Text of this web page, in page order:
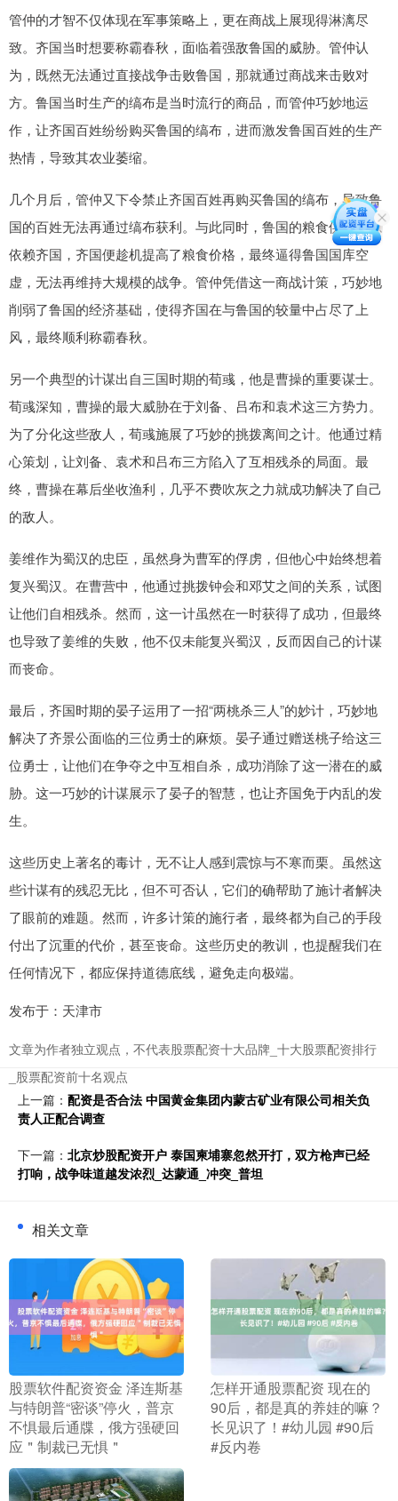
管仲的才智不仅体现在军事策略上，更在商战上展现得淋漓尽
致。齐国当时想要称霸春秋，面临着强敌鲁国的威胁。管仲认
为，既然无法通过直接战争击败鲁国，那就通过商战来击败对
方。鲁国当时生产的缟布是当时流行的商品，而管仲巧妙地运
作，让齐国百姓纷纷购买鲁国的缟布，进而激发鲁国百姓的生产
热情，导致其农业萎缩。
几个月后，管仲又下令禁止齐国百姓再购买鲁国的缟布，导致鲁
国的百姓无法再通过缟布获利。与此同时，鲁国的粮食供给来源
依赖齐国，齐国便趁机提高了粮食价格，最终逼得鲁国国库空
虚，无法再维持大规模的战争。管仲凭借这一商战计策，巧妙地
削弱了鲁国的经济基础，使得齐国在与鲁国的较量中占尽了上
风，最终顺利称霸春秋。
另一个典型的计谋出自三国时期的荀彧，他是曹操的重要谋士。
荀彧深知，曹操的最大威胁在于刘备、吕布和袁术这三方势力。
为了分化这些敌人，荀彧施展了巧妙的挑拨离间之计。他通过精
心策划，让刘备、袁术和吕布三方陷入了互相残杀的局面。最
终，曹操在幕后坐收渔利，几乎不费吹灰之力就成功解决了自己
的敌人。
姜维作为蜀汉的忠臣，虽然身为曹军的俘虏，但他心中始终想着
复兴蜀汉。在曹营中，他通过挑拨钟会和邓艾之间的关系，试图
让他们自相残杀。然而，这一计虽然在一时获得了成功，但最终
也导致了姜维的失败，他不仅未能复兴蜀汉，反而因自己的计谋
而丧命。
最后，齐国时期的晏子运用了一招“两桃杀三人”的妙计，巧妙地
解决了齐景公面临的三位勇士的麻烦。晏子通过赠送桃子给这三
位勇士，让他们在争夺之中互相自杀，成功消除了这一潜在的威
胁。这一巧妙的计谋展示了晏子的智慧，也让齐国免于内乱的发
生。
这些历史上著名的毒计，无不让人感到震惊与不寒而栗。虽然这
些计谋有的残忍无比，但不可否认，它们的确帮助了施计者解决
了眼前的难题。然而，许多计策的施行者，最终都为自己的手段
付出了沉重的代价，甚至丧命。这些历史的教训，也提醒我们在
任何情况下，都应保持道德底线，避免走向极端。
发布于：天津市
文章为作者独立观点，不代表股票配资十大品牌_十大股票配资排行
_股票配资前十名观点
上一篇： 配资是否合法 中国黄金集团内蒙古矿业有限公司相关负
责人正配合调查
下一篇： 北京炒股配资开户 泰国柬埔寨忽然开打，双方枪声已经
打响，战争味道越发浓烈_达蒙通_冲突_普坦
相关文章
​股票软件配资资金 泽连斯基
与特朗普“密谈”停火，普京
不惧最后通牒，俄方强硬回
应＂制裁已无惧＂
​怎样开通股票配资 现在的
90后，都是真的养娃的嘛？
长见识了！#幼儿园 #90后
#反内卷